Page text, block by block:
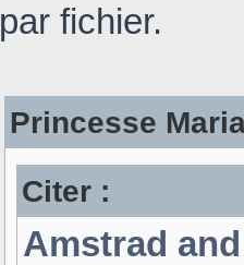
par fichier.
Princesse
Citer :
Amstrad